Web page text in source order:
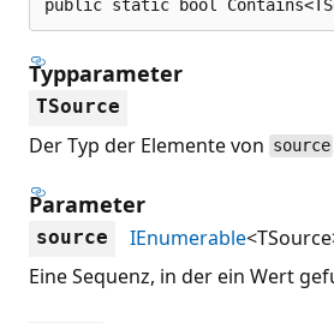
public static bool
Typparameter
TSource
Der Typ der Elemente von source
Parameter
source IEnumerable
Eine Sequenz, in der ein Wert